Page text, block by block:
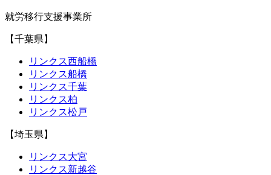
就労移行支援事業所
【千葉県】
リンクス西船橋
リンクス船橋
リンクス千葉
リンクス柏
リンクス松戸
【埼玉県】
リンクス大宮
リンクス新越谷